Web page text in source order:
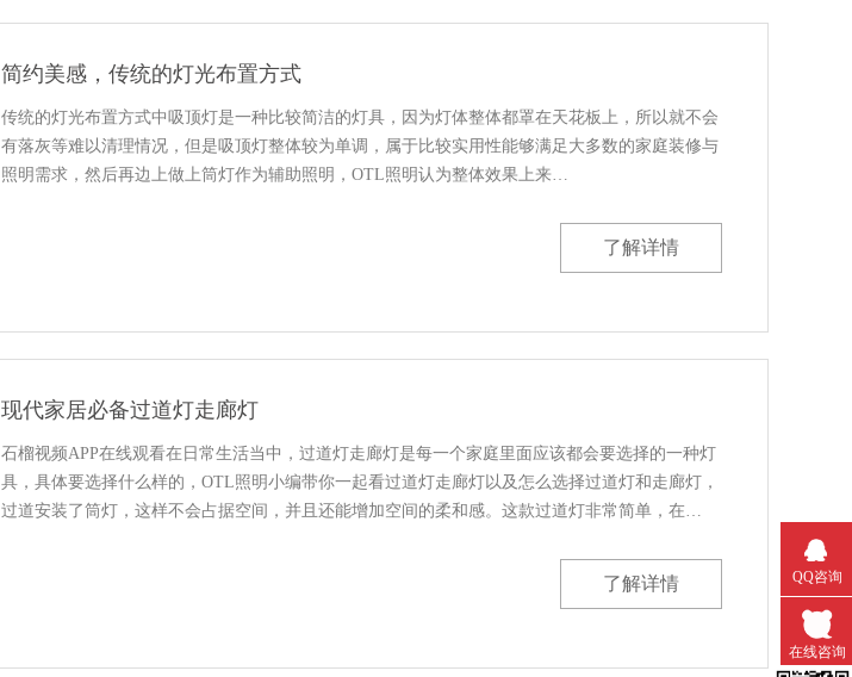
简约美感，传统的灯光布置方式
传统的灯光布置方式中吸顶灯是一种比较简洁的灯具，因为灯体整体都罩在天花板上，所以就不会
有落灰等难以清理情况，但是吸顶灯整体较为单调，属于比较实用性能够满足大多数的家庭装修与
照明需求，然后再边上做上筒灯作为辅助照明，OTL照明认为整体效果上来…
了解详情
现代家居必备过道灯走廊灯
石榴视频APP在线观看在日常生活当中，过道灯走廊灯是每一个家庭里面应该都会要选择的一种灯
具，具体要选择什么样的，OTL照明小编带你一起看过道灯走廊灯以及怎么选择过道灯和走廊灯，
过道安装了筒灯，这样不会占据空间，并且还能增加空间的柔和感。这款过道灯非常简单，在…
了解详情 QQ咨询
在线咨询